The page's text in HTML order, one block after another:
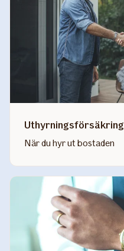
Uthyrningsförsäkring
När du hyr ut bostaden
more
about
Uthyrningsförsäkring